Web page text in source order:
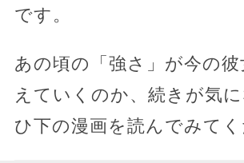
です。
あの頃の「強さ」が今の
えていくのか、続きが気
ひ下の漫画を読んでみてく